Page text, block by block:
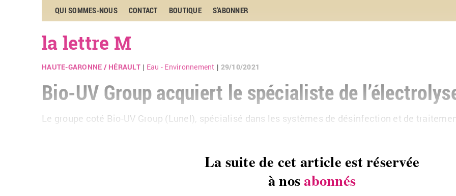
QUI SOMMES-NOUS CONTACT BOUTIQUE S'ABONNER
la lettre M
HAUTE-GARONNE / HÉRAULT Eau - Environnement 29/10/2021
Bio-UV Group acquiert le spécialiste de
Le groupe coté Bio-UV Group (Lunel), spé­cia­lisé dans les sys­tèmes de dés­in­fec­tion et de
La suite de cet article est réservée
à nosabonnés